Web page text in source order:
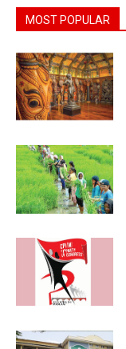
MOST POPULAR